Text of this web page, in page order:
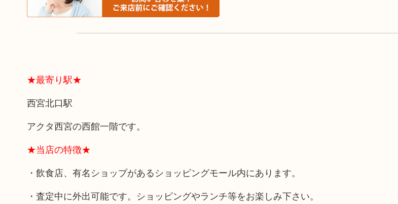
★最寄り駅★
西宮北口駅
アクタ西宮の西館一階です。
★当店の特徴★
・飲食店、有名ショップがあるショッピングモール内にあります。
・査定中に外出可能です。ショッピングやランチ等をお楽しみ下さい。